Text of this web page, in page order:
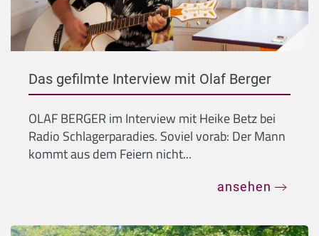
Das gefilmte Interview mit Olaf Berger
OLAF BERGER im Interview mit Heike Betz bei
Radio Schlagerparadies. Soviel vorab: Der Mann
kommt aus dem Feiern nicht...
ansehen